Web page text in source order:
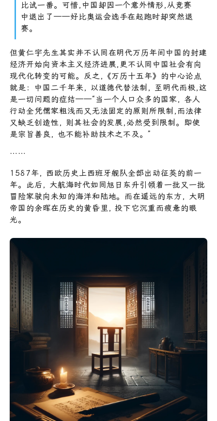
比试一番。可惜,中国却因一个意外情形,从竞赛
中退出了——好比奥运会选手在起跑时却突然退
赛。
但黄仁宇先生其实并不认同在明代万历年间中国的封建
经济开始向资本主义经济进展,更不认同中国社会有向
现代化转变的可能。反之,《万历十五年》的中心论点
就是：中国二千年来, 以道德代替法制, 至明代而极,这
是一切问题的症结——“当一个人口众多的国家, 各人
行动全凭儒家粗浅而又无法固定的原则所限制,而法律
又缺乏创造性, 则其社会的发展,必然受到限制。即使
是宗旨善良, 也不能补助技术之不及。”
……
1587年, 西欧历史上西班牙舰队全部出动征英的前一
年。此后, 大航海时代如同旭日东升引领着一批又一批
冒险家驶向未知的海洋和陆地。而在遥远的东方, 大明
帝国的余晖在历史的黄昏里, 投下它沉重而疲惫的眼
光。